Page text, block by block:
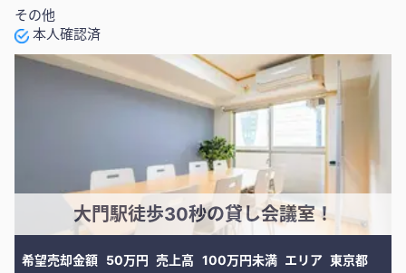
その他
本人確認済
大門駅徒歩30秒の貸し会議室！
希望売却金額 50万円 売上高 100万円未満 エリア 東京都